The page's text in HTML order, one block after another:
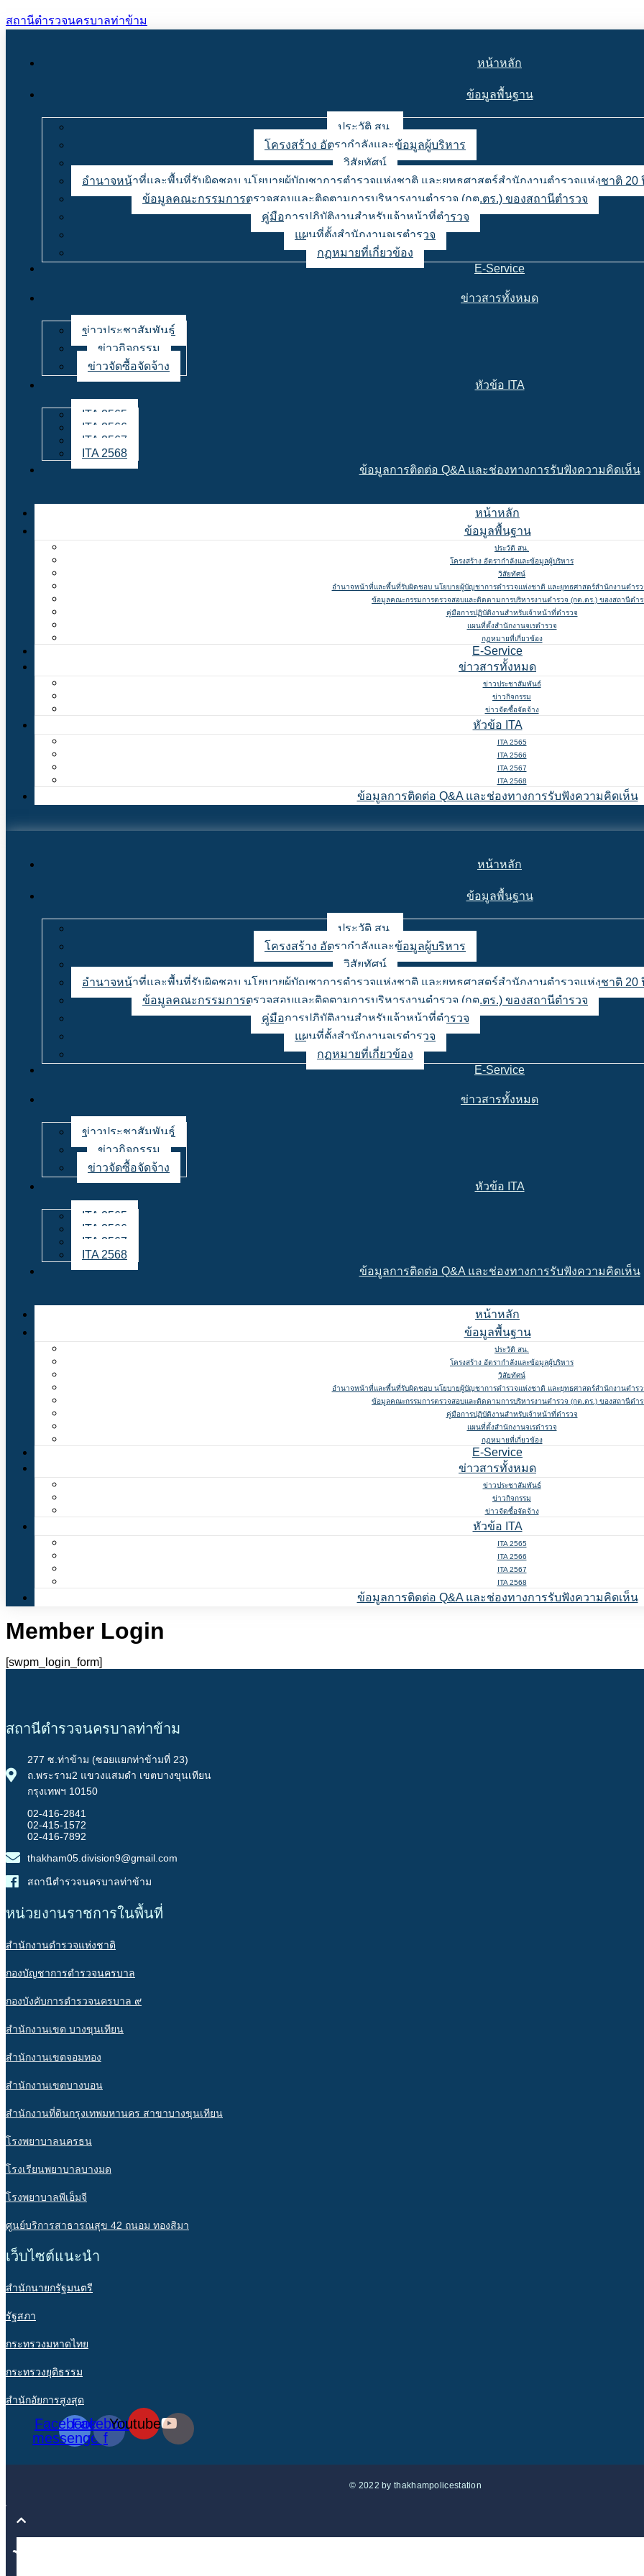
สถานีตำรวจนครบาลท่าข้าม
หน้าหลัก
ข้อมูลพื้นฐาน
ประวัติ สน.
โครงสร้าง อัตรากำลังและข้อมูลผู้บริหาร
วิสัยทัศน์
อำนาจหน้าที่และพื้นที่รับผิดชอบ นโยบายผู้บัญชาการตำรวจแห่งชาติ และยุทธศาสตร์สำนักงานตำรวจแห่งชาติ 20
ข้อมูลคณะกรรมการตรวจสอบและติดตามการบริหารงานตำรวจ (กต.ตร.) ของสถานีตำรวจ
คู่มือการปฏิบัติงานสำหรับเจ้าหน้าที่ตำรวจ
แผนที่ตั้งสำนักงานจเรตำรวจ
กฏหมายที่เกี่ยวข้อง
E-Service
ข่าวสารทั้งหมด
ข่าวประชาสัมพันธ์
ข่าวกิจกรรม
ข่าวจัดซื้อจัดจ้าง
หัวข้อ ITA
ITA 2565
ITA 2566
ITA 2567
ITA 2568
ข้อมูลการติดต่อ Q&A และช่องทางการรับฟังความคิดเห็น
หน้าหลัก
ข้อมูลพื้นฐาน
ประวัติ สน.
โครงสร้าง อัตรากำลังและข้อมูลผู้บริหาร
วิสัยทัศน์
อำนาจหน้าที่และพื้นที่รับผิดชอบ นโยบายผู้บัญชาการตำรวจแห่งชาติ และยุทธศาสตร์สำนักงานตำร
ข้อมูลคณะกรรมการตรวจสอบและติดตามการบริหารงานตำรวจ (กต.ตร.) ของสถานีตำ
คู่มือการปฏิบัติงานสำหรับเจ้าหน้าที่ตำรวจ
แผนที่ตั้งสำนักงานจเรตำรวจ
กฏหมายที่เกี่ยวข้อง
E-Service
ข่าวสารทั้งหมด
ข่าวประชาสัมพันธ์
ข่าวกิจกรรม
ข่าวจัดซื้อจัดจ้าง
หัวข้อ ITA
ITA 2565
ITA 2566
ITA 2567
ITA 2568
ข้อมูลการติดต่อ Q&A และช่องทางการรับฟังความคิดเห็น
หน้าหลัก
ข้อมูลพื้นฐาน
ประวัติ สน.
โครงสร้าง อัตรากำลังและข้อมูลผู้บริหาร
วิสัยทัศน์
อำนาจหน้าที่และพื้นที่รับผิดชอบ นโยบายผู้บัญชาการตำรวจแห่งชาติ และยุทธศาสตร์สำนักงานตำรวจแห่งชาติ 20
ข้อมูลคณะกรรมการตรวจสอบและติดตามการบริหารงานตำรวจ (กต.ตร.) ของสถานีตำรวจ
คู่มือการปฏิบัติงานสำหรับเจ้าหน้าที่ตำรวจ
แผนที่ตั้งสำนักงานจเรตำรวจ
กฏหมายที่เกี่ยวข้อง
E-Service
ข่าวสารทั้งหมด
ข่าวประชาสัมพันธ์
ข่าวกิจกรรม
ข่าวจัดซื้อจัดจ้าง
หัวข้อ ITA
ITA 2565
ITA 2566
ITA 2567
ITA 2568
ข้อมูลการติดต่อ Q&A และช่องทางการรับฟังความคิดเห็น
หน้าหลัก
ข้อมูลพื้นฐาน
ประวัติ สน.
โครงสร้าง อัตรากำลังและข้อมูลผู้บริหาร
วิสัยทัศน์
อำนาจหน้าที่และพื้นที่รับผิดชอบ นโยบายผู้บัญชาการตำรวจแห่งชาติ และยุทธศาสตร์สำนักงานตำร
ข้อมูลคณะกรรมการตรวจสอบและติดตามการบริหารงานตำรวจ (กต.ตร.) ของสถานีตำ
คู่มือการปฏิบัติงานสำหรับเจ้าหน้าที่ตำรวจ
แผนที่ตั้งสำนักงานจเรตำรวจ
กฏหมายที่เกี่ยวข้อง
E-Service
ข่าวสารทั้งหมด
ข่าวประชาสัมพันธ์
ข่าวกิจกรรม
ข่าวจัดซื้อจัดจ้าง
หัวข้อ ITA
ITA 2565
ITA 2566
ITA 2567
ITA 2568
ข้อมูลการติดต่อ Q&A และช่องทางการรับฟังความคิดเห็น
Member Login
[swpm_login_form]
สถานีตำรวจนครบาลท่าข้าม
277 ซ.ท่าข้าม (ซอยแยกท่าข้ามที่ 23)
ถ.พระราม2 แขวงแสมดำ เขตบางขุนเทียน
กรุงเทพฯ 10150
02-416-2841
02-415-1572
02-416-7892
thakham05.division9@gmail.com
สถานีตำรวจนครบาลท่าข้าม
หน่วยงานราชการในพื้นที่
สำนักงานตำรวจแห่งชาติ
กองบัญชาการตำรวจนครบาล
กองบังคับการตำรวจนครบาล ๙
สำนักงานเขต บางขุนเทียน
สำนักงานเขตจอมทอง
สำนักงานเขตบางบอน
สำนักงานที่ดินกรุงเทพมหานคร สาขาบางขุนเทียน
โรงพยาบาลนครธน
โรงเรียนพยาบาลบางมด
โรงพยาบาลพีเอ็มจี
ศูนย์บริการสาธารณสุข 42 ถนอม ทองสิมา
เว็บไซต์แนะนำ
สำนักนายกรัฐมนตรี
รัฐสภา
กระทรวงมหาดไทย
กระทรวงยุติธรรม
สำนักอัยการสูงสุด
Facebook-
messenger
Facebook-
f
Youtube
© 2022 by thakhampolicestation